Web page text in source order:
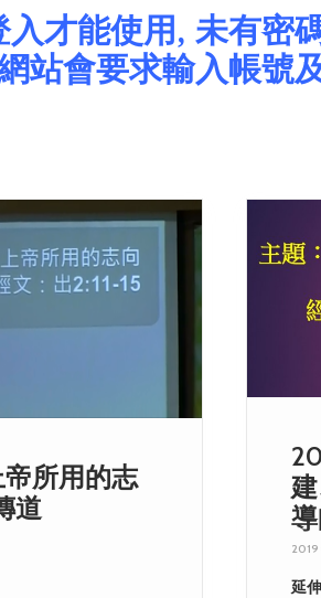
才能使用, 未有密
站會要求輸入帳號
帝所用的志
道
2019
延